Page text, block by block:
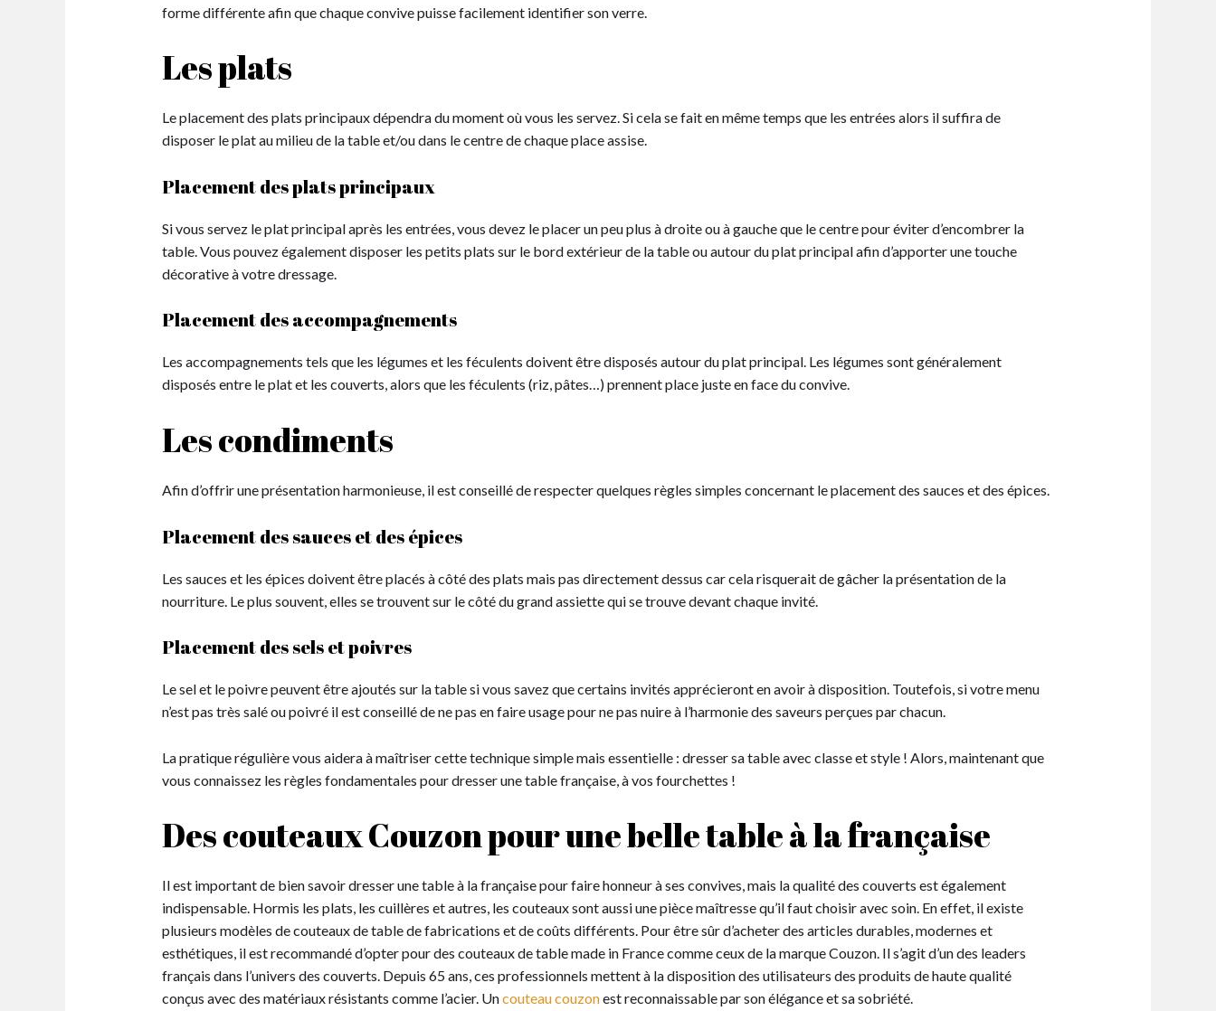
forme différente afin que chaque convive puisse facilement identifier son verre.
Les plats
Le placement des plats principaux dépendra du moment où vous les servez. Si cela se fait en même temps que les entrées alors il suffira de
disposer le plat au milieu de la table et/ou dans le centre de chaque place assise.
Placement des plats principaux
Si vous servez le plat principal après les entrées, vous devez le placer un peu plus à droite ou à gauche que le centre pour éviter d’encombrer la
table. Vous pouvez également disposer les petits plats sur le bord extérieur de la table ou autour du plat principal afin d’apporter une touche
décorative à votre dressage.
Placement des accompagnements
Les accompagnements tels que les légumes et les féculents doivent être disposés autour du plat principal. Les légumes sont généralement
disposés entre le plat et les couverts, alors que les féculents (riz, pâtes…) prennent place juste en face du convive.
Les condiments
Afin d’offrir une présentation harmonieuse, il est conseillé de respecter quelques règles simples concernant le placement des sauces et des épices.
Placement des sauces et des épices
Les sauces et les épices doivent être placés à côté des plats mais pas directement dessus car cela risquerait de gâcher la présentation de la
nourriture. Le plus souvent, elles se trouvent sur le côté du grand assiette qui se trouve devant chaque invité.
Placement des sels et poivres
Le sel et le poivre peuvent être ajoutés sur la table si vous savez que certains invités apprécieront en avoir à disposition. Toutefois, si votre menu
n’est pas très salé ou poivré il est conseillé de ne pas en faire usage pour ne pas nuire à l’harmonie des saveurs perçues par chacun.
La pratique régulière vous aidera à maîtriser cette technique simple mais essentielle : dresser sa table avec classe et style ! Alors, maintenant que
vous connaissez les règles fondamentales pour dresser une table française, à vos fourchettes !
Des couteaux Couzon pour une belle table à la française
Il est important de bien savoir dresser une table à la française pour faire honneur à ses convives, mais la qualité des couverts est également
indispensable. Hormis les plats, les cuillères et autres, les couteaux sont aussi une pièce maîtresse qu’il faut choisir avec soin. En effet, il existe
plusieurs modèles de couteaux de table de fabrications et de coûts différents. Pour être sûr d’acheter des articles durables, modernes et
esthétiques, il est recommandé d’opter pour des couteaux de table made in France comme ceux de la marque Couzon. Il s’agit d’un des leaders
français dans l’univers des couverts. Depuis 65 ans, ces professionnels mettent à la disposition des utilisateurs des produits de haute qualité
conçus avec des matériaux résistants comme l’acier. Uncouteau couzonest reconnaissable par son élégance et sa sobriété.